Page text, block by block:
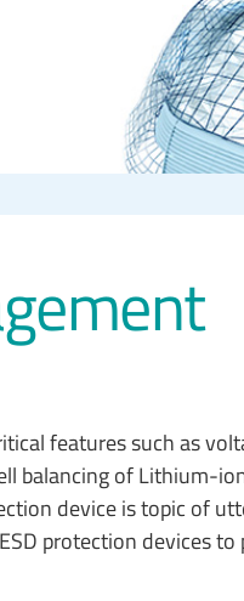
features such as
balancing of Lithium-
device is topic of
protection devices